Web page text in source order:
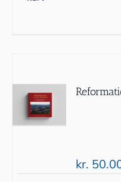
kr.